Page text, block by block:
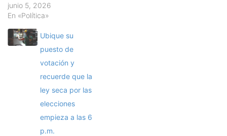
junio 5, 2026
En «Política»
Ubique su
puesto de
votación y
recuerde que la
ley seca por las
elecciones
empieza a las 6
p.m.